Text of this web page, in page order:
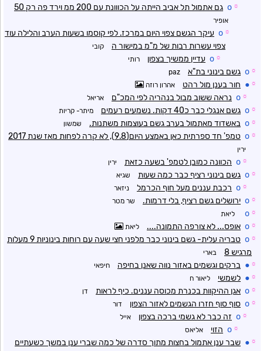
☼
o גם אתמול תל אביב הייתה על הכווונת עם 200 ממ וירד פה רק 50
אופיר
☼
o עיקר הגשם צפוי היום במרכז. לפי קוסמו בשעות הערב והלילה עוד
צפוי עשרות רבות של מ"מ במישור ה
קובי
☼
o עדיין ממשיך בצפון רותי
☼
o גשם בינוני בת"א paz
☼
● חור בענן מול רהט אהרון רוזה
☼
o נראה ששוב מבול בנהריה לפי המכ"ם אריאל
☼
o גשם אנגלי כבר כ40 דקות. נשמעים רעמים מיתר- קריות
☼
o באשדוד מאתמול בערב גשם בעוצמות משתנות. שמשון
☼
o טמפ' חד ספרתית כאן באמצע היום(9.8), לא קרה לפחות מאז שנת 2017
ירין
☼
o הכוונה כמובן לטמפ' בשעה כזאת ירין
☼
o גשם בינוני רציף כבר כמה שעות שגיא
☼
o רכבת עננים מעל חוף הכרמל ניזאר
☼
o ירושלים גשם רציף, בלי דרמות. שר מטר
☼
o ליאת
☼
o אופס... לא צורפה התמונה.... ליאת
☼
o
טבריה עלית- גשם בינוני כבר מלפני חצי שעה עם רוחות בינוניות 9 מעלות
מרגיש 8
בארי
☼
● ברקים וגשמים באזור נווה שאנן בחיפה חיפאי
☼
● לשמשי ליאור ח
☼
o אגן ההיקוות בכנרת מכוסה עננים. כיף לראות דן
☼
o סוף סוף חזרו הגשמים לאזור הצפון דור
☼
o זה כבר לא גשמי ברכה בצפון אייל
☼
o הזוי אליאס
☼
● שבר ענן אתמול בחצות מתוך סדרה של כמה שברי ענן במשך כשעתיים